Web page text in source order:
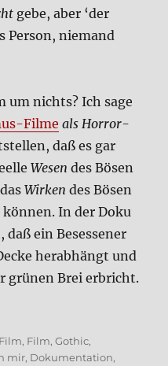
gebe, aber ‘der
Per­son, nie­mand
um nichts? Ich sage
Fil­me als Hor­ror­
daß es gar
Wesen des Bösen
Wir­ken des Bösen
In der Doku
ein Beses­se­ner
her­ab­hängt und
grü­nen Brei erbricht.
heu­te (ZDF-Doku,
, Film,Gothic,
mir, Dokumentation,